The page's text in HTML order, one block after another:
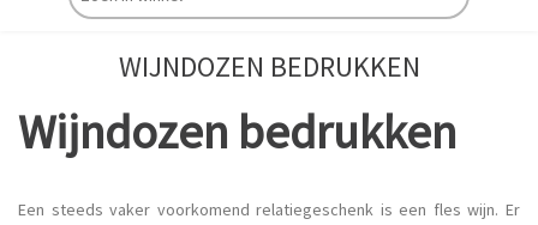
WIJNDOZEN BEDRUKKEN
Wijndozen bedrukken
Een steeds vaker voorkomend relatiegeschenk is een fles wijn. Er